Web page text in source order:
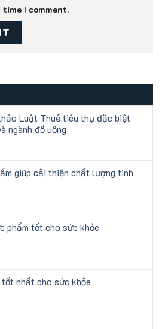
I comment.
Luật Thuế tiêu thụ đặc biệt
ngành đồ uống
giúp cải thiện chất lượng tinh
phẩm tốt cho sức khỏe
nhất cho sức khỏe